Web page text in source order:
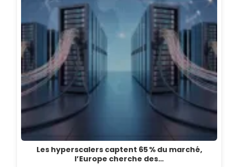
Les hyperscalers captent 65 % du marché,
l’Europe cherche des…